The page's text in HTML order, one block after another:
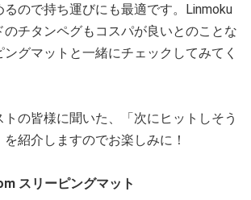
るので持ち運びにも最適です。Linmoku
のチタンペグもコスパが良いとのことな
グマットと一緒にチェックしてみてく
の皆様に聞いた、「次にヒットしそう
紹介しますのでお楽しみに！
スリーピングマット